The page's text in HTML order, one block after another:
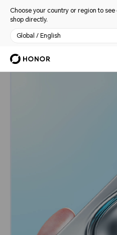
Choose your country or region to
shop directly.
Global / English